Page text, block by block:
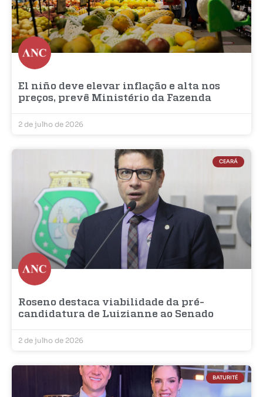
El niño deve elevar inflação e alta nos
preços, prevê Ministério da Fazenda
2 de julho de 2026
CEARÁ
Roseno destaca viabilidade da pré-
candidatura de Luizianne ao Senado
2 de julho de 2026
BATURITÉ